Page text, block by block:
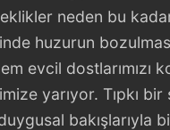
neden bu
huzurun
evcil
yarıyor. Tıpkı
bakışlarıyla